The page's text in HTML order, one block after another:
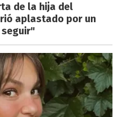
de la hija del
aplastado por un